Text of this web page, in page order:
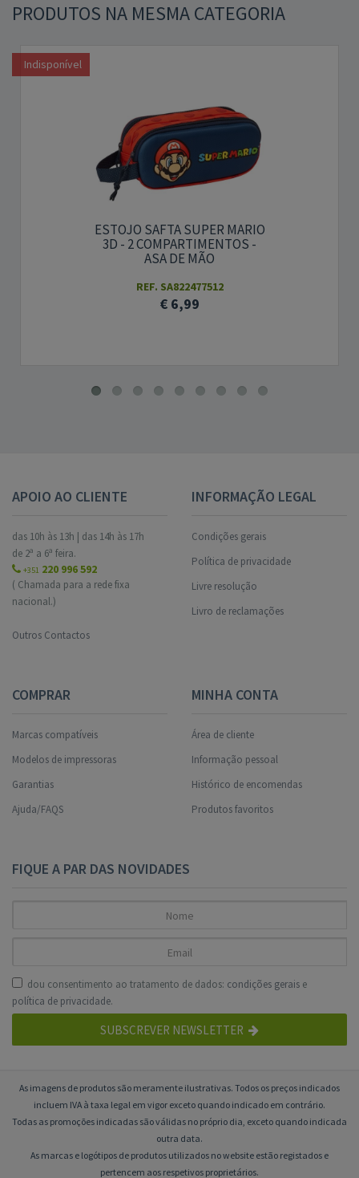
PRODUTOS NA MESMA CATEGORIA
Indisponível
ESTOJO SAFTA SUPER MARIO
3D - 2 COMPARTIMENTOS -
ASA DE MÃO
REF. SA822477512
€ 6,99
APOIO AO CLIENTE
das 10h às 13h | das 14h às 17h
de 2ª a 6ª feira.
+351 220 996 592
( Chamada para a rede fixa
nacional.)
Outros Contactos
INFORMAÇÃO LEGAL
Condições gerais
Política de privacidade
Livre resolução
Livro de reclamações
COMPRAR
Marcas compatíveis
Modelos de impressoras
Garantias
Ajuda/FAQS
MINHA CONTA
Área de cliente
Informação pessoal
Histórico de encomendas
Produtos favoritos
FIQUE A PAR DAS NOVIDADES
dou consentimento ao tratamento de dados: condições gerais e
política de privacidade.
SUBSCREVER NEWSLETTER
As imagens de produtos são meramente ilustrativas. Todos os preços indicados
incluem IVA à taxa legal em vigor exceto quando indicado em contrário.
Todas as promoções indicadas são válidas no próprio dia, exceto quando indicada
outra data.
As marcas e logótipos de produtos utilizados no website estão registados e
pertencem aos respetivos proprietários.